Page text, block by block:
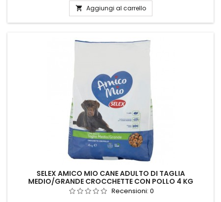
 Aggiungi al carrello
SELEX AMICO MIO CANE ADULTO DI TAGLIA
MEDIO/GRANDE CROCCHETTE CON POLLO 4 KG
Recensioni: 0